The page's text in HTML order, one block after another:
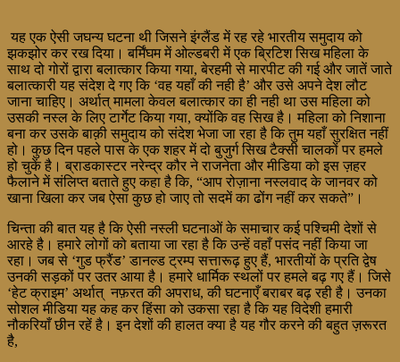
यह एक ऐसी जघन्य घटना थी जिसने इंग्लैंड में रह रहे भारतीय समुदाय को
झकझोर कर रख दिया। बर्मिंघम में ओल्डबरी में एक ब्रिटिश सिख महिला के
साथ दो गोरों द्वारा बलात्कार किया गया, बेरहमी से मारपीट की गई और जातें जाते
बलात्कारी यह संदेश दे गए कि ‘वह यहाँ की नही है’ और उसे अपने देश लौट
जाना चाहिए। अर्थात् मामला केवल बलात्कार का ही नही था उस महिला को
उसकी नस्ल के लिए टार्गेट किया गया, क्योंकि वह सिख है। महिला को निशाना
बना कर उसके बाक़ी समुदाय को संदेश भेजा जा रहा है कि तुम यहाँ सुरक्षित नहीं
हो। कुछ दिन पहले पास के एक शहर में दो बुजुर्ग सिख टैक्सी चालकों पर हमले
हो चुकें है। ब्राडकास्टर नरेन्द्र कौर ने राजनेता और मीडिया को इस ज़हर
फैलाने में संलिप्त बताते हुए कहा है कि, “आप रोज़ाना नस्लवाद के जानवर को
खाना खिला कर जब ऐसा कुछ हो जाए तो सदमें का ढोंग नहीं कर सकते”।
चिन्ता की बात यह है कि ऐसी नस्ली घटनाओं के समाचार कई पश्चिमी देशों से
आरहे है। हमारे लोगों को बताया जा रहा है कि उन्हें वहाँ पसंद नहीं किया जा
रहा। जब से ‘गुड फ्रैंड’ डानल्ड ट्रम्प सत्तारूढ़ हुए हैं, भारतीयों के प्रति द्वेष
उनकी सड़कों पर उतर आया है। हमारे धार्मिक स्थलों पर हमले बढ़ गए हैं। जिसे
‘हेट क्राइम’ अर्थात् नफ़रत की अपराध, की घटनाएँ बराबर बढ़ रही है। उनका
सोशल मीडिया यह कह कर हिंसा को उकसा रहा है कि यह विदेशी हमारी
नौकरियाँ छीन रहें है। इन देशों की हालत क्या है यह गौर करने की बहुत ज़रूरत
है,